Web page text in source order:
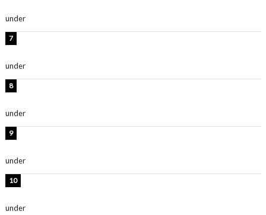
under
under
under
under
under